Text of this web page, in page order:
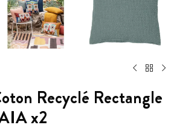
Recyclé Rectangle
x2